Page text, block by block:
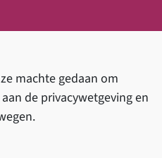
machte gedaan om
de privacywetgeving en